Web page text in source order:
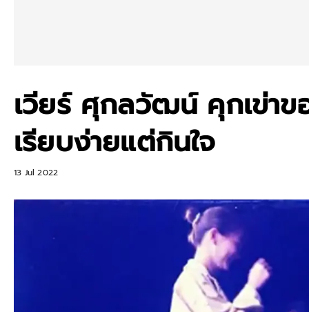
เวียร์ ศุกลวัฒน์ คุกเข่า
เรียบง่ายแต่กินใจ
13 Jul 2022